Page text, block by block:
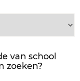
van school
zoeken?